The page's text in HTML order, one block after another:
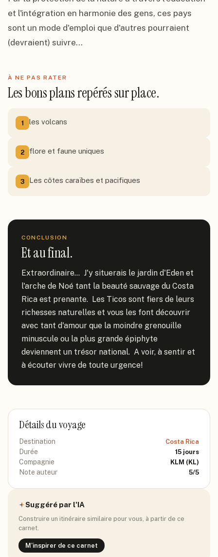
et l'intégration en harmonie des gens, ces pays
sont un mode d'emploi que d'autres pourraient
(devraient) suivre...
À NE PAS RATER
Les bons plans repérés sur place.
1 les volcans
2 flore et faune uniques
3 Les côtes caraïbes et pacifiques
CONCLUSION
Et au final.
Extraordinaire...  J'y situerais le jardin d'Eden et
l'arche de Noé tant la beauté sauvage du Costa
Rica est prenante.  Les Ticos sont fiers de leurs
richesses naturelles et vous les font découvrir
avec tant d'amour que la moindre grenouille
minuscule ou la plus grande épiphyte
deviennent un trésor national.  A voir, à sentir et
à écouter vivre de toute urgence!
Détails du voyage
Destination Costa Rica
Durée 15 jours
Compagnie KLM (KL)
Note auteur 5/5
Suggéré par l'IA
Construire un itinéraire similaire pour vous, à partir de ce
carnet.
M'inspirer de ce carnet